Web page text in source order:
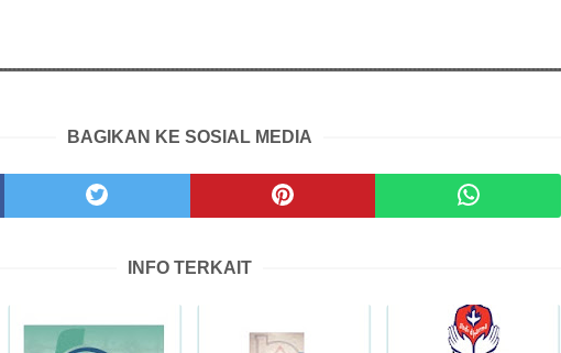
BAGIKAN KE SOSIAL MEDIA
INFO TERKAIT